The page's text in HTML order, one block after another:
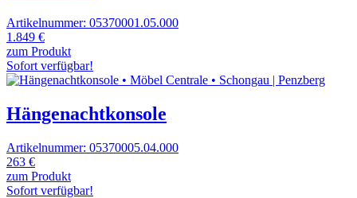
Artikelnummer: 05370001.05.000
1.849 €
zum Produkt
Sofort verfügbar!
Hängenachtkonsole
Artikelnummer: 05370005.04.000
263 €
zum Produkt
Sofort verfügbar!